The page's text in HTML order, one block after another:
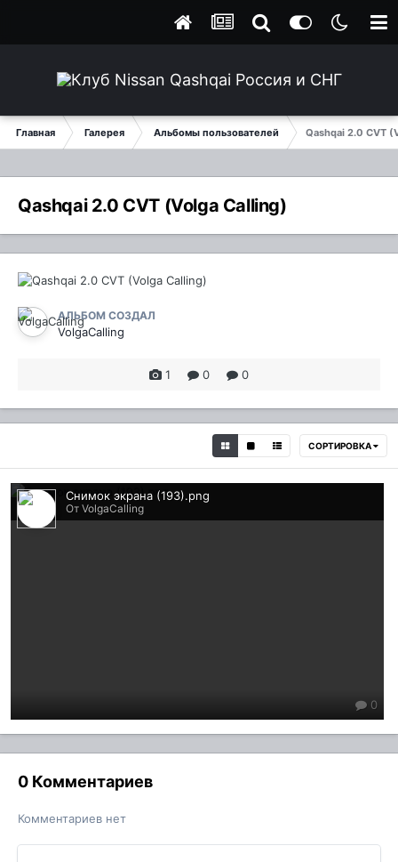
Главная Галерея Альбомы пользователей Qashqai 2.0 CVT
Qashqai 2.0 CVT (Volga Calling)
АЛЬБОМ СОЗДАЛ
VolgaCalling
1 0 0
СОРТИРОВКА
Снимок экрана (193).png
От VolgaCalling
0
0 Комментариев
Комментариев нет